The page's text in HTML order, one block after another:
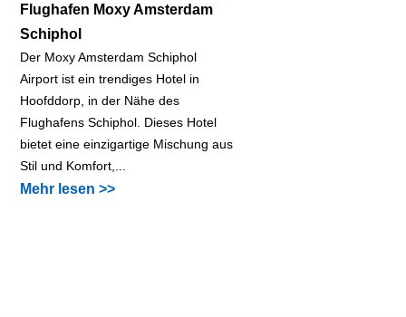
Flughafen Moxy Amsterdam
Schiphol
Der Moxy Amsterdam Schiphol
Airport ist ein trendiges Hotel in
Hoofddorp, in der Nähe des
Flughafens Schiphol. Dieses Hotel
bietet eine einzigartige Mischung aus
Stil und Komfort,...
Mehr lesen >>